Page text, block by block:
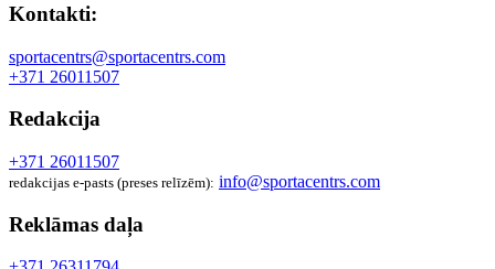
Kontakti:
sportacentrs@sportacentrs.com
+371 26011507
Redakcija
+371 26011507
redakcijas e-pasts (preses relīzēm): info@sportacentrs.com
Reklāmas daļa